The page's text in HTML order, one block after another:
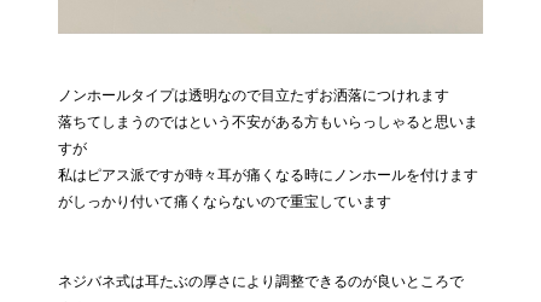
ノンホールタイプは透明なので目立たずお洒落につけれます
落ちてしまうのではという不安がある方もいらっしゃると思いま
すが
私はピアス派ですが時々耳が痛くなる時にノンホールを付けます
がしっかり付いて痛くならないので重宝しています
ネジバネ式は耳たぶの厚さにより調整できるのが良いところで